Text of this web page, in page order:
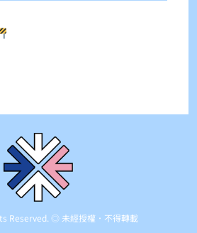
Reserved. ◎ 未經授權．不得轉載